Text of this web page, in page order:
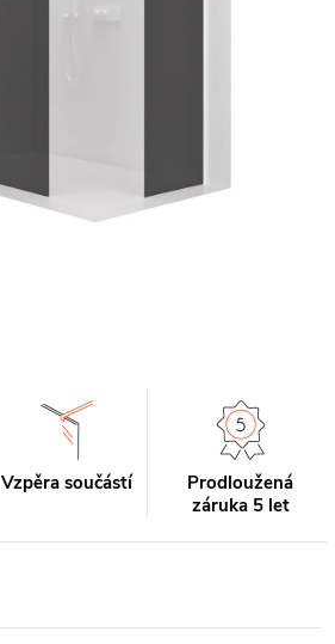
Vzpěra součástí
Prodloužená
záruka 5 let